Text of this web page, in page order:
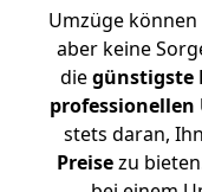
Umzüge
aber keine
diegünstigste
professionellen
stets daran,
Preisezu